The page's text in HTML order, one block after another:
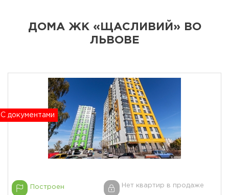
ДОМА ЖК «ЩАСЛИВИЙ» ВО
ЛЬВОВЕ
С документами
Построен Нет квартир в продаже